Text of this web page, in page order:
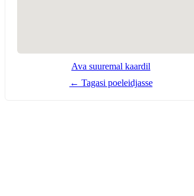
Ava suuremal kaardil
← Tagasi poeleidjasse